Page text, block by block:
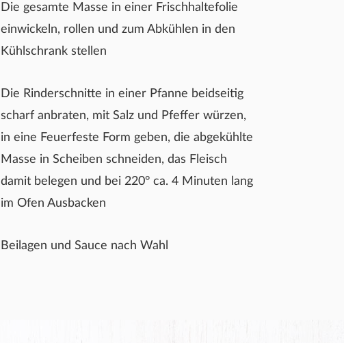
Die gesamte Masse in einer Frischhaltefolie
einwickeln, rollen und zum Abkühlen in den
Kühlschrank stellen
Die Rinderschnitte in einer Pfanne beidseitig
scharf anbraten, mit Salz und Pfeffer würzen,
in eine Feuerfeste Form geben, die abgekühlte
Masse in Scheiben schneiden, das Fleisch
damit belegen und bei 220° ca. 4 Minuten lang
im Ofen Ausbacken
Beilagen und Sauce nach Wahl